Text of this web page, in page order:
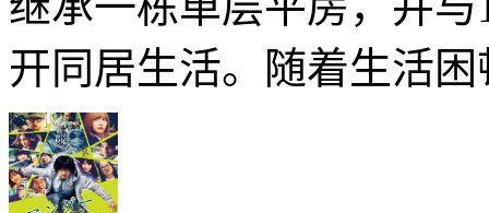
开同居生活。随着生活